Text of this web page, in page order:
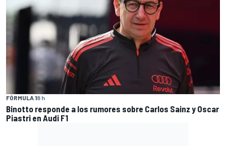
FÓRMULA 18 h
Binotto responde a los rumores sobre Carlos Sainz y Oscar
Piastri en Audi F1